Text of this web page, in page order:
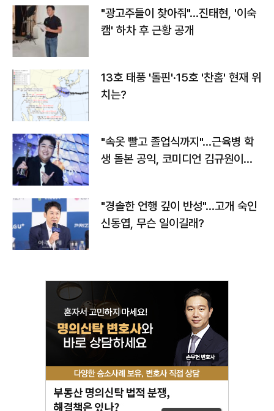
"광고주들이 찾아줘"…진태현, '이숙
캠' 하차 후 근황 공개
13호 태풍 '돌핀'·15호 '찬홈' 현재 위
치는?
"속옷 빨고 졸업식까지"…근육병 학
생 돌본 공익, 코미디언 김규원이었
"경솔한 언행 깊이 반성"…고개 숙인
신동엽, 무슨 일이길래?